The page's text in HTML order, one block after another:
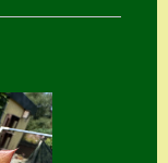
mit Semps
Heuffelii’s
Home